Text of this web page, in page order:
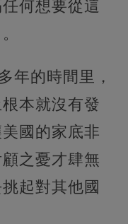
何想要從這
年的時間里，
本就沒有發
國的家底非
之憂才肆無
起對其他國